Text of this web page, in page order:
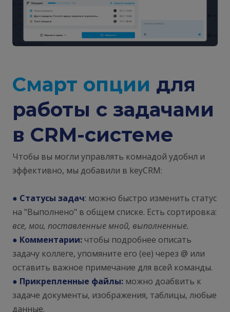
Смарт опции для
работы с задачами
в CRM-системе
Чтобы вы могли управлять комнадой удобнл и
эффективно, мы добавили в keyCRM:
● Статусы задач: можно быстро изменить статус
на "Выполнено" в общем списке. Есть сортировка:
все, мои, поставленные мной, выполненные.
● Комментарии: чтобы подробнее описать
задачу коллеге, упомяните его (ее) через @ или
оставить важное примечание для всей команды.
● Прикрепленные файлы: можно доабвить к
задаче документы, изображения, таблицы, любые
данные.